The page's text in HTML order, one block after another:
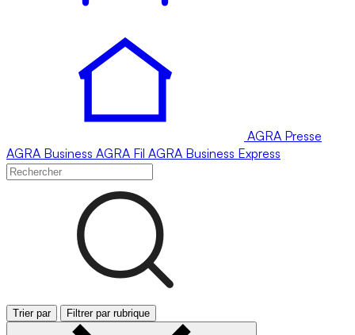
AGRA Presse
AGRA Business AGRA Fil AGRA Business Express
Trier par Filtrer par rubrique